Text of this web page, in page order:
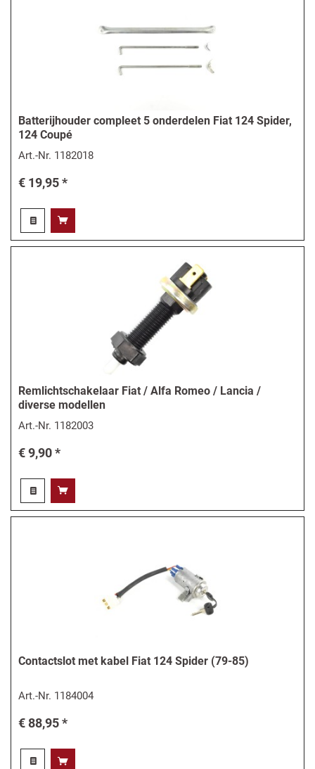
Batterijhouder compleet 5 onderdelen Fiat 124 Spider,
124 Coupé
Art.-Nr. 1182018
€ 19,95 *
Remlichtschakelaar Fiat / Alfa Romeo / Lancia /
diverse modellen
Art.-Nr. 1182003
€ 9,90 *
Contactslot met kabel Fiat 124 Spider (79-85)
Art.-Nr. 1184004
€ 88,95 *